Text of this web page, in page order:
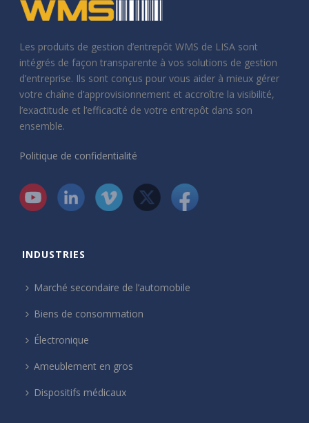
Les produits de gestion d’entrepôt WMS de LISA sont
intégrés de façon transparente à vos solutions de gestion
d’entreprise. Ils sont conçus pour vous aider à mieux gérer
votre chaîne d’approvisionnement et accroître la visibilité,
l’exactitude et l’efficacité de votre entrepôt dans son
ensemble.
Politique de confidentialité
INDUSTRIES
Marché secondaire de l’automobile
Biens de consommation
Électronique
Ameublement en gros
Dispositifs médicaux